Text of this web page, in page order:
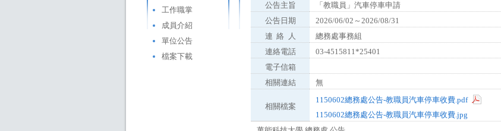
工作職掌
成員介紹
單位公告
檔案下載
公告主旨
「教職員」汽車停車申請
公告日期
2026/06/02～2026/08/31
連 絡 人
總務處事務組
連絡電話
03-4515811*25401
電子信箱
相關連結
無
相關檔案
1150602總務處公告-教職員汽車停車收費.pdf
1150602總務處公告-教職員汽車停車收費.jpg